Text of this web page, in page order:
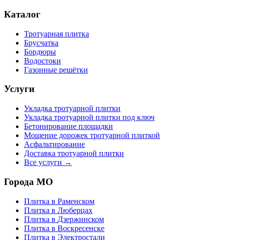
Каталог
Тротуарная плитка
Брусчатка
Бордюры
Водостоки
Газонные решётки
Услуги
Укладка тротуарной плитки
Укладка тротуарной плитки под ключ
Бетонирование площадки
Мощение дорожек тротуарной плиткой
Асфальтирование
Доставка тротуарной плитки
Все услуги →
Города МО
Плитка в Раменском
Плитка в Люберцах
Плитка в Дзержинском
Плитка в Воскресенске
Плитка в Электростали